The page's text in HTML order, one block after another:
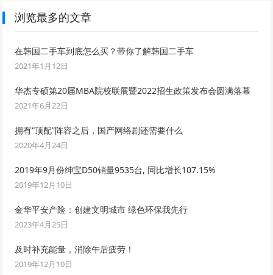
浏览最多的文章
在韩国二手车到底怎么买？带你了解韩国二手车
2021年1月12日
华杰专硕第20届MBA院校联展暨2022招生政策发布会圆满落幕
2021年6月22日
拥有“顶配”阵容之后，国产网络剧还需要什么
2020年4月24日
2019年9月份绅宝D50销量9535台, 同比增长107.15%
2019年12月10日
金华平安产险：创建文明城市 绿色环保我先行
2023年4月25日
及时补充能量，消除午后疲劳！
2019年12月10日